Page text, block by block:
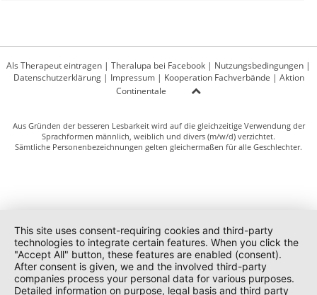
Als Therapeut eintragen | Theralupa bei Facebook | Nutzungsbedingungen |
Datenschutzerklärung| Impressum| Kooperation Fachverbände | Aktion
Continentale
Aus Gründen der besseren Lesbarkeit wird auf die gleichzeitige Verwendung der
Sprachformen männlich, weiblich und divers (m/w/d) verzichtet.
Sämtliche Personenbezeichnungen gelten gleichermaßen für alle Geschlechter.
This site uses consent-requiring cookies and third-party
technologies to integrate certain features. When you click the
"Accept All" button, these features are enabled (consent).
After consent is given, we and the involved third-party
companies process your personal data for various purposes.
Detailed information on purpose, legal basis and third party